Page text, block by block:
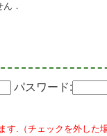
．
パスワード:
す.（チェックを外した